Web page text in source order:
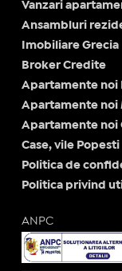
Vanzari
Ansambluri
Imobiliare Grecia
Broker Credite
Apartamente noi
Apartamente noi
Apartamente noi
Case, vile Popesti
Politica de
Politica privind
ANPC